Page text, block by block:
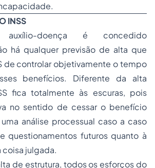
INSS
doença é concedido
há qualquer previsão de alta que
de controlar objetivamente o tempo
benefícios. Diferente da alta
fica totalmente às escuras, pois
no sentido de cessar o benefício
análise processual caso a caso
questionamentos futuros quanto à
coisa julgada.
de estrutura, todos os esforços do